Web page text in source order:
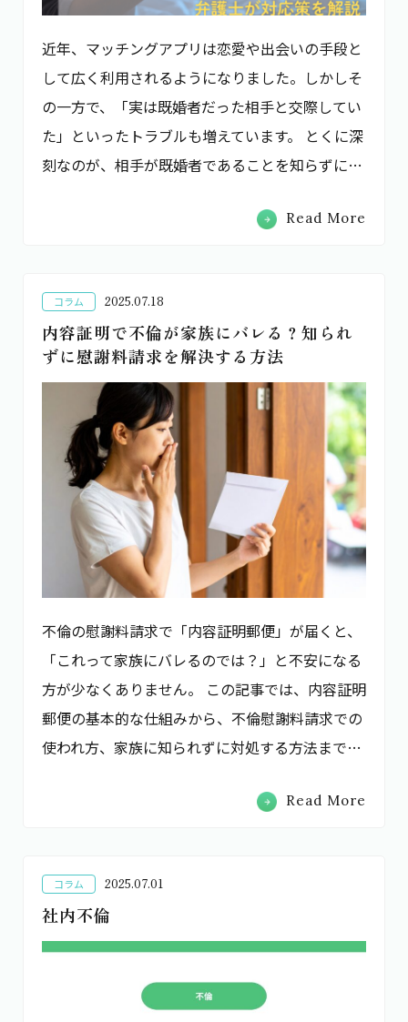
近年、マッチングアプリは恋愛や出会いの手段と
して広く利用されるようになりました。しかしそ
の一方で、「実は既婚者だった相手と交際してい
た」といったトラブルも増えています。 とくに深
刻なのが、相手が既婚者であることを知らずに…
Read More
コラム 2025.07.18
内容証明で不倫が家族にバレる？知られ
ずに慰謝料請求を解決する方法
不倫の慰謝料請求で「内容証明郵便」が届くと、
「これって家族にバレるのでは？」と不安になる
方が少なくありません。 この記事では、内容証明
郵便の基本的な仕組みから、不倫慰謝料請求での
使われ方、家族に知られずに対処する方法まで…
Read More
コラム 2025.07.01
社内不倫